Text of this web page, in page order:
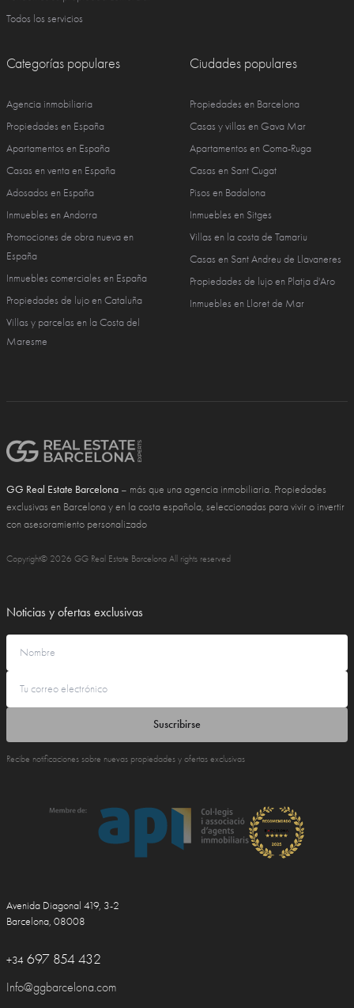
Todos los servicios
Categorías populares
Agencia inmobiliaria
Propiedades en España
Apartamentos en España
Casas en venta en España
Adosados en España
Inmuebles en Andorra
Promociones de obra nueva en
España
Inmuebles comerciales en España
Propiedades de lujo en Cataluña
Villas y parcelas en la Costa del
Maresme
Ciudades populares
Propiedades en Barcelona
Casas y villas en Gava Mar
Apartamentos en Coma-Ruga
Casas en Sant Cugat
Pisos en Badalona
Inmuebles en Sitges
Villas en la costa de Tamariu
Casas en Sant Andreu de Llavaneres
Propiedades de lujo en Platja d'Aro
Inmuebles en Lloret de Mar
GG Real Estate Barcelona – más que una agencia inmobiliaria. Propiedades
exclusivas en Barcelona y en la costa española, seleccionadas para vivir o invertir
con asesoramiento personalizado
Copyright© 2026 GG Real Estate Barcelona All rights reserved
Noticias y ofertas exclusivas
Suscribirse
Recibe notificaciones sobre nuevas propiedades y ofertas exclusivas
Avenida Diagonal 419, 3-2
Barcelona, 08008
+34 697 854 432
Info@ggbarcelona.com